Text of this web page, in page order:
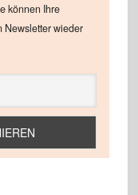
können Ihre
Newsletter wieder